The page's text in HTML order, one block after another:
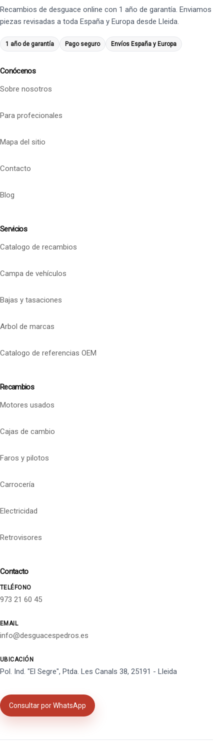
Recambios de desguace online con 1 año de garantía. Enviamos
piezas revisadas a toda España y Europa desde Lleida.
1 año de garantía Pago seguro Envíos España y Europa
Conócenos
Sobre nosotros
Para profecionales
Mapa del sitio
Contacto
Blog
Servicios
Catalogo de recambios
Campa de vehículos
Bajas y tasaciones
Arbol de marcas
Catalogo de referencias OEM
Recambios
Motores usados
Cajas de cambio
Faros y pilotos
Carrocería
Electricidad
Retrovisores
Contacto
TELÉFONO
973 21 60 45
EMAIL
info@desguacespedros.es
UBICACIÓN
Pol. Ind. "El Segre", Ptda. Les Canals 38, 25191 - Lleida
Consultar por WhatsApp